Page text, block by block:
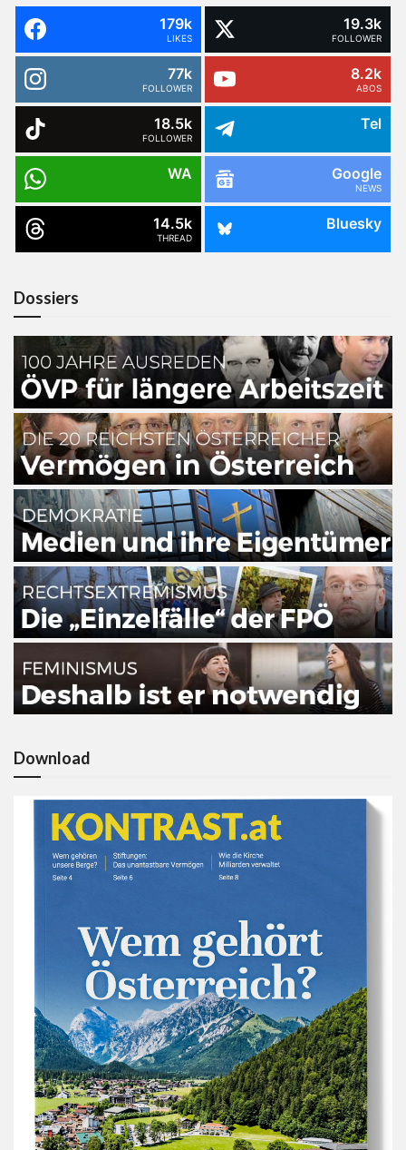
179k
LIKES
19.3k
FOLLOWER
77k
FOLLOWER
8.2k
ABOS
18.5k
FOLLOWER
Tel
WA Google
NEWS
14.5k
THREAD
Bluesky
Dossiers
Download